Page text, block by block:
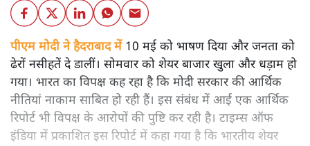
पीएम मोदी ने हैदराबाद में10 मई को भाषण दिया और जनता को
ढेरों नसीहतें दे डालीं। सोमवार को शेयर बाजार खुला और धड़ाम हो
गया। भारत का विपक्ष कह रहा है कि मोदी सरकार की आर्थिक
नीतियां नाकाम साबित हो रही हैं। इस संबंध में आई एक आर्थिक
रिपोर्ट भी विपक्ष के आरोपों की पुष्टि कर रही है। टाइम्स ऑफ
इंडिया में प्रकाशित इस रिपोर्ट में कहा गया है कि भारतीय शेयर